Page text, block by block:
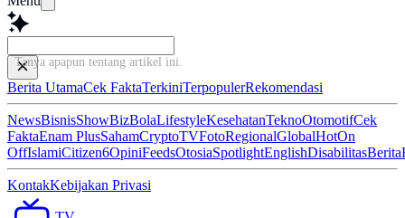
Tanya apapun tentang artikel ini...
Berita UtamaCek FaktaTerkiniTerpopulerRekomendasi
NewsBisnisShowBizBolaLifestyleKesehatanTeknoOtomotifCek
FaktaEnam PlusSahamCryptoTVFotoRegionalGlobalHotOn
OffIslamiCitizen6OpiniFeedsOtosiaSpotlightEnglishDisabilitasBerita
KontakKebijakan Privasi